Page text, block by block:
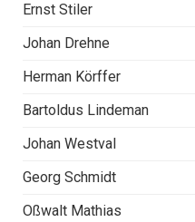
Ernst Stiler
Johan Drehne
Herman Körffer
Bartoldus Lindeman
Johan Westval
Georg Schmidt
Oßwalt Mathias